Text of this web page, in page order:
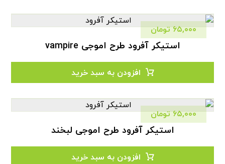
استیکر آفرود طرح اموجی vampire
۶۵,۰۰۰ تومان
افزودن به سبد خرید
استیکر آفرود طرح اموجی لبخند
۶۵,۰۰۰ تومان
افزودن به سبد خرید